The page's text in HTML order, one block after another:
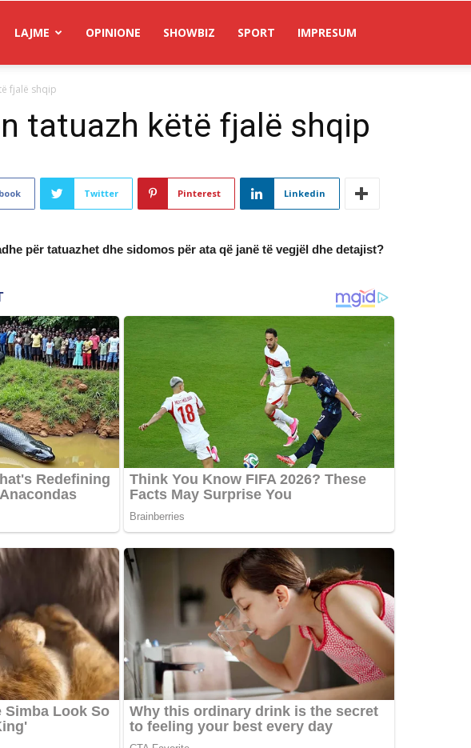
LAJME OPINIONE SHOWBIZ SPORT IMPRESUM
fjalë shqip
tatuazh këtë fjalë shqip
Twitter Pinterest Linkedin
për tatuazhet dhe sidomos për ata që janë të vegjël dhe detajist?